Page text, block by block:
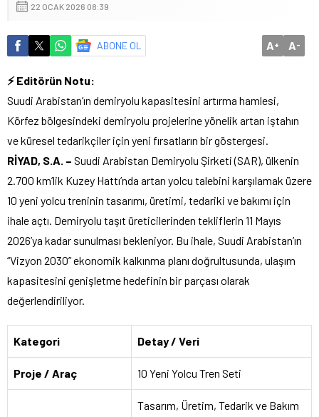
22 OCAK 2026 08:39
ABONE OL A+ A-
⚡ Editörün Notu:
Suudi Arabistan’ın demiryolu kapasitesini artırma hamlesi,
Körfez bölgesindeki demiryolu projelerine yönelik artan iştahın
ve küresel tedarikçiler için yeni fırsatların bir göstergesi.
RİYAD, S.A. – Suudi Arabistan Demiryolu Şirketi (SAR), ülkenin
2.700 km’lik Kuzey Hattı’nda artan yolcu talebini karşılamak üzere
10 yeni yolcu treninin tasarımı, üretimi, tedariki ve bakımı için
ihale açtı. Demiryolu taşıt üreticilerinden tekliflerin 11 Mayıs
2026’ya kadar sunulması bekleniyor. Bu ihale, Suudi Arabistan’ın
“Vizyon 2030” ekonomik kalkınma planı doğrultusunda, ulaşım
kapasitesini genişletme hedefinin bir parçası olarak
değerlendiriliyor.
Kategori Detay / Veri
Proje / Araç 10 Yeni Yolcu Tren Seti
Tasarım, Üretim, Tedarik ve Bakım